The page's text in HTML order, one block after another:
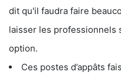
dit qu'il faudra faire
laisser les professionnels
option.
Ces postes d’appâts